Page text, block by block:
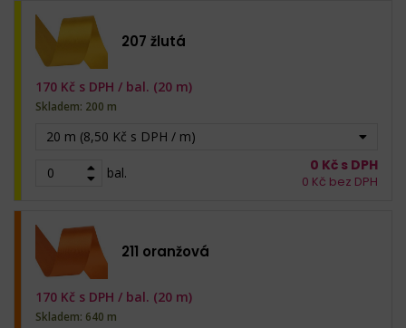
207 žlutá
20 m (8,50 Kč s DPH / m)
bal.
170 Kč s DPH / bal. (20 m)
Skladem: 200 m
0 Kč s DPH
0 Kč bez DPH
211 oranžová
170 Kč s DPH / bal. (20 m)
Skladem: 640 m